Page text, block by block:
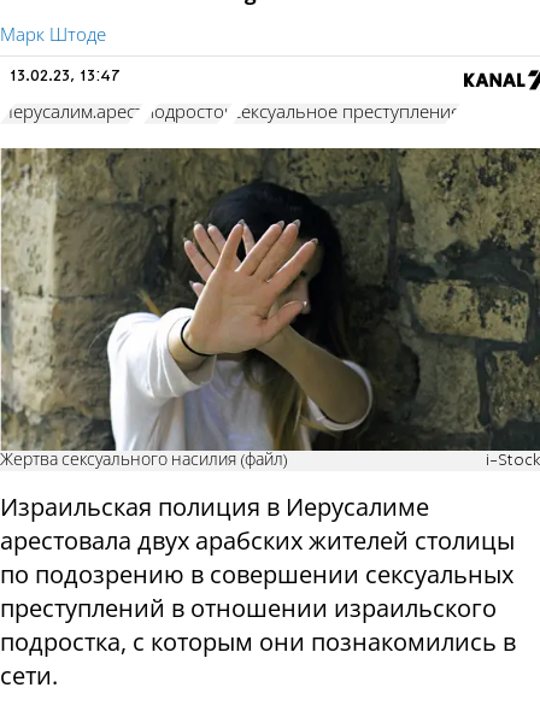
Марк Штоде
13.02.23, 13:47
Иерусалим.арест подросток сексуальное преступление
Жертва сексуального насилия (файл) i-Stock
Израильская полиция в Иерусалиме
арестовала двух арабских жителей столицы
по подозрению в совершении сексуальных
преступлений в отношении израильского
подростка, с которым они познакомились в
сети.